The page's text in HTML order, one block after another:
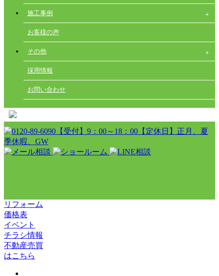
施工事例
お客様の声
その他
採用情報
お問い合わせ
リフォーム
価格表
イベント
チラシ情報
不動産売買
はこちら